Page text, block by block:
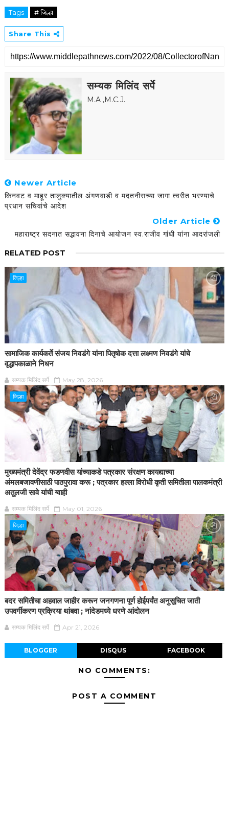
Tags # जिल्हा
Share This
सम्यक मिलिंद सर्पे
M.A ,M.C.J.
Newer Article
किनवट व माहूर तालुक्यातील अंगणवाडी व मदतनीसच्या जागा त्वरीत भरण्याचे
प्रधान सचिवांचे आदेश
Older Article
महाराष्ट्र सदनात सद्भावना दिनाचे आयोजन स्व.राजीव गांधी यांना आदरांजली
RELATED POST
जिल्हा
सामाजिक कार्यकर्ते संजय निवडंगे यांना पितृषोक दत्ता लक्ष्मण निवडंगे यांचे
वृद्धापकाळाने निधन
सम्यक मिलिंद सर्पे May 28, 2026
जिल्हा
मुख्यमंत्री देवेंद्र फडणवीस यांच्याकडे पत्रकार संरक्षण कायद्याच्या
अंमलबजावणीसाठी पाठपुरावा करू ; पत्रकार हल्ला विरोधी कृती समितीला पालकमंत्री
अतुलजी सावे यांची ग्वाही
सम्यक मिलिंद सर्पे May 01, 2026
जिल्हा
बदर समितीचा अहवाल जाहीर करून जनगणना पूर्ण होईपर्यंत अनुसूचित जाती
उपवर्गीकरण प्रक्रिया थांबवा ; नांदेडमध्ये धरणे आंदोलन
सम्यक मिलिंद सर्पे Apr 21, 2026
BLOGGER DISQUS FACEBOOK
NO COMMENTS:
POST A COMMENT